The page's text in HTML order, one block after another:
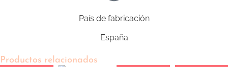
País de fabricación
España
Productos relacionados